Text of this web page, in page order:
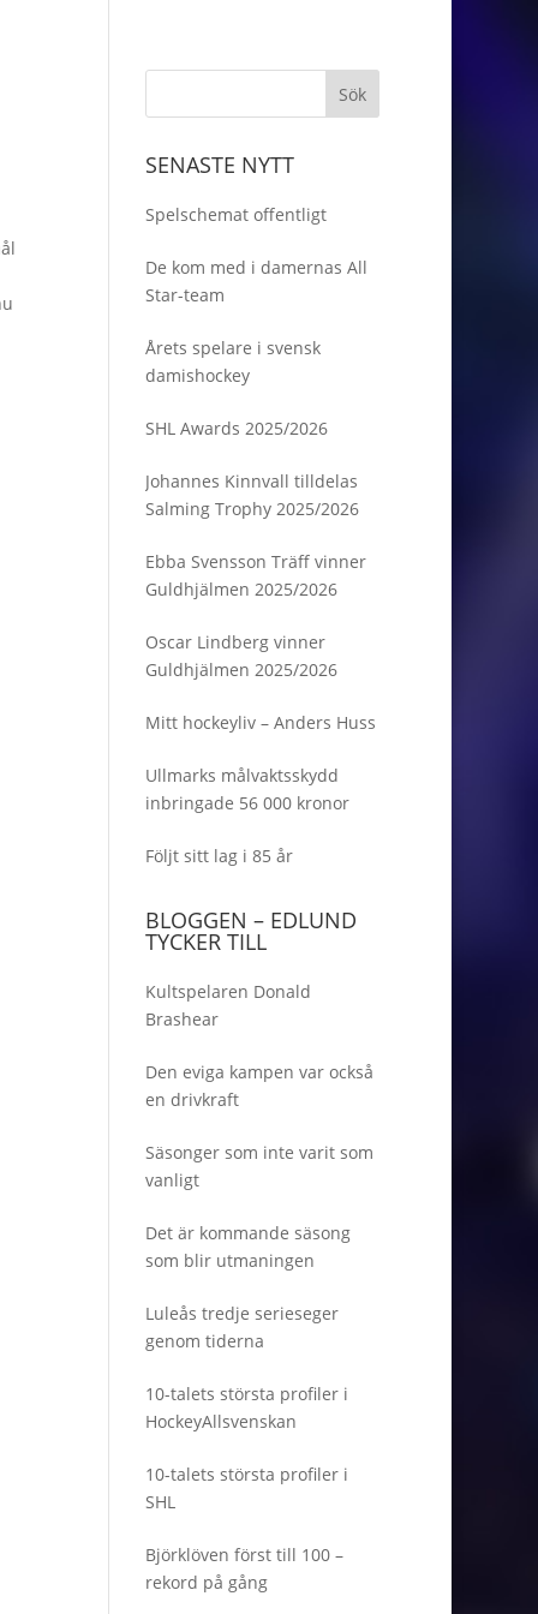
SENASTE NYTT
Spelschemat offentligt
De kom med i damernas All
Star-team
Årets spelare i svensk
damishockey
SHL Awards 2025/2026
Johannes Kinnvall tilldelas
Salming Trophy 2025/2026
Ebba Svensson Träff vinner
Guldhjälmen 2025/2026
Oscar Lindberg vinner
Guldhjälmen 2025/2026
Mitt hockeyliv – Anders Huss
Ullmarks målvaktsskydd
inbringade 56 000 kronor
Följt sitt lag i 85 år
BLOGGEN – EDLUND
TYCKER TILL
Kultspelaren Donald
Brashear
Den eviga kampen var också
en drivkraft
Säsonger som inte varit som
vanligt
Det är kommande säsong
som blir utmaningen
Luleås tredje serieseger
genom tiderna
10-talets största profiler i
HockeyAllsvenskan
10-talets största profiler i
SHL
Björklöven först till 100 –
rekord på gång